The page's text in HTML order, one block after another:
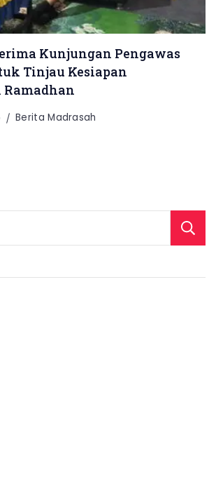
Kunjungan Pengawas
Tinjau Kesiapan
Ramadhan
Berita Madrasah